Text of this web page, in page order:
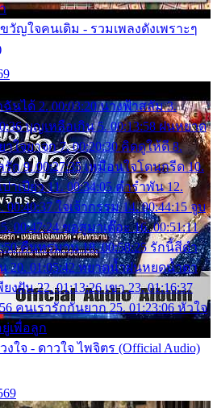
ญใจคนเดิม - รวมเพลงดังเพราะๆ
ฉันได้ 2. 00:03:20 นางฟ้าสลัม 3.
บุญเหลือเกิน 5. 00:13:58 ฝนหยาด
าใจยาจก 7. 00:20:30 คิดดูให้ดี 8.
รัก 9. 00:27:35 เหมือนใจโดนกรีด 10.
าเปียว 11. 00:34:05 คำรำพัน 12.
ใจเจ้ากรรม 14. 00:44:15 จูบ
00:47:24 ขอสูมาเต๊อะ 16. 00:51:11
คืนทรมาน 18. 00:58:25 รักนี้สีดำ
น 20. 01:05:42 หยาดน้ำฝนหยดน้ำตา
งฝัน 22. 01:13:26 เขา 23. 01:16:37
คนเรารักกันยาก 25. 01:23:06 หัวใจ
ยู่เพื่อลูก
งใจ - ดาวใจ ไพจิตร (Official Audio)